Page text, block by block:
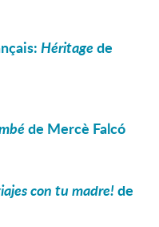
Héritagede
de Mercè Falcó
con tu madre!de